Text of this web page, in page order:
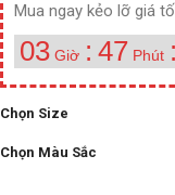
Mua ngay kẻo lỡ giá
03Giờ : 47 Phút :
Chọn Size
Chọn Màu Sắc